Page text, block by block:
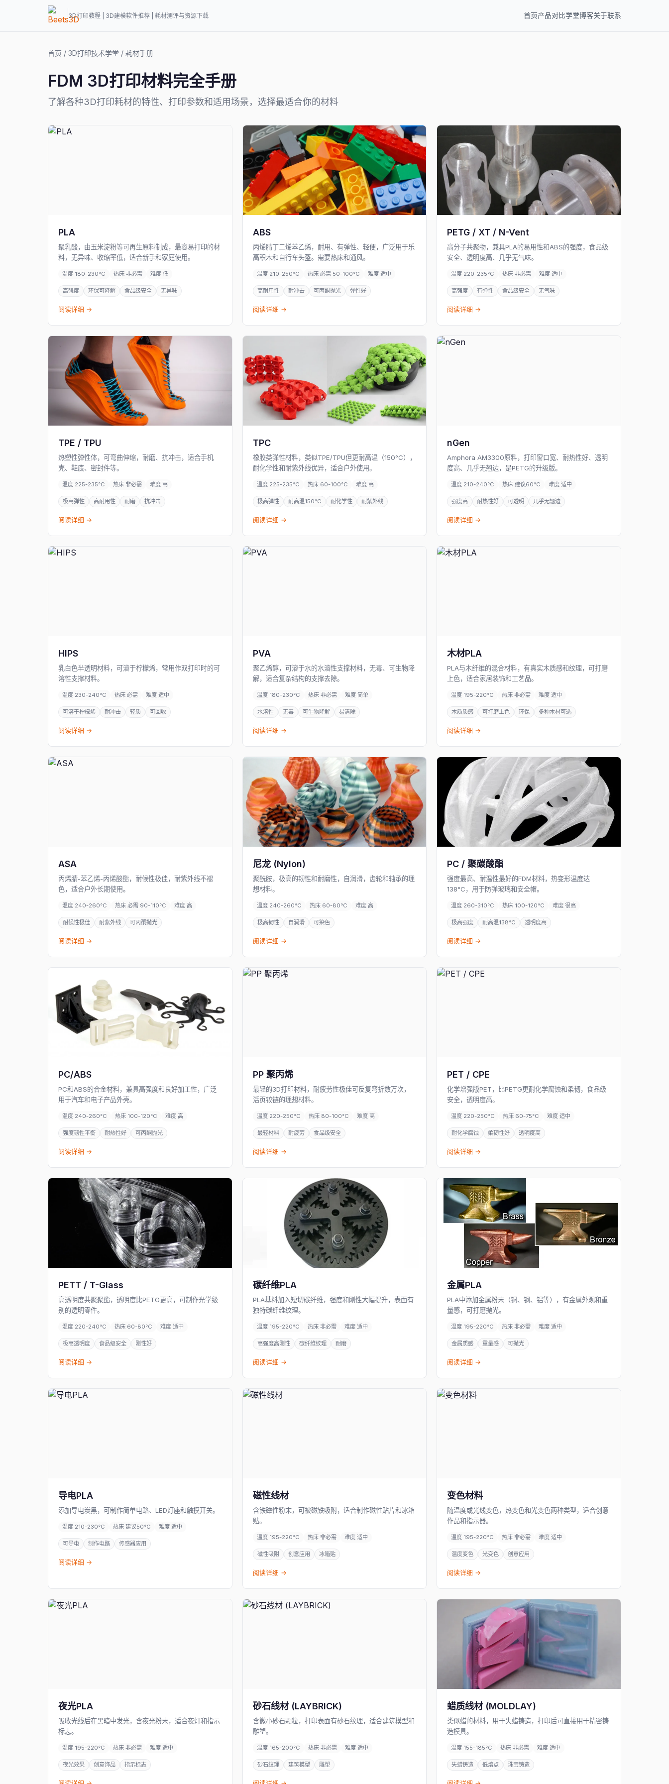
3D打印教程 | 3D建模软件推荐 | 耗材测评与资源下载 首页产品对比学堂博客关于联系
首页 / 3D打印技术学堂 / 耗材手册
FDM 3D打印材料完全手册
了解各种3D打印耗材的特性、打印参数和适用场景，选择最适合你的材料
PLA
聚乳酸，由玉米淀粉等可再生原料制成，最容易打印的材
料，无异味、收缩率低，适合新手和家庭使用。
温度 180-230°C 热床 非必需 难度 低
高强度 环保可降解 食品级安全 无异味
阅读详细 →
ABS
丙烯腈丁二烯苯乙烯，耐用、有弹性、轻便，广泛用于乐
高积木和自行车头盔。需要热床和通风。
温度 210-250°C 热床 必需 50-100°C 难度 适中
高耐用性 耐冲击 可丙酮抛光 弹性好
阅读详细 →
PETG / XT / N-Vent
高分子共聚物，兼具PLA的易用性和ABS的强度，食品级
安全、透明度高、几乎无气味。
温度 220-235°C 热床 非必需 难度 适中
高强度 有弹性 食品级安全 无气味
阅读详细 →
TPE / TPU
热塑性弹性体，可弯曲伸缩，耐磨、抗冲击，适合手机
壳、鞋底、密封件等。
温度 225-235°C 热床 非必需 难度 高
极高弹性 高耐用性 耐磨 抗冲击
阅读详细 →
TPC
橡胶类弹性材料，类似TPE/TPU但更耐高温（150°C），
耐化学性和耐紫外线优异，适合户外使用。
温度 225-235°C 热床 60-100°C 难度 高
极高弹性 耐高温150°C 耐化学性 耐紫外线
阅读详细 →
nGen
Amphora AM3300原料，打印窗口宽、耐热性好、透明
度高、几乎无翘边，是PETG的升级版。
温度 210-240°C 热床 建议60°C 难度 适中
强度高 耐热性好 可透明 几乎无翘边
阅读详细 →
HIPS
乳白色半透明材料，可溶于柠檬烯，常用作双打印时的可
溶性支撑材料。
温度 230-240°C 热床 必需 难度 适中
可溶于柠檬烯 耐冲击 轻质 可回收
阅读详细 →
PVA
聚乙烯醇，可溶于水的水溶性支撑材料，无毒、可生物降
解，适合复杂结构的支撑去除。
温度 180-230°C 热床 非必需 难度 简单
水溶性 无毒 可生物降解 易清除
阅读详细 →
木材PLA
PLA与木纤维的混合材料，有真实木质感和纹理，可打磨
上色，适合家居装饰和工艺品。
温度 195-220°C 热床 非必需 难度 适中
木质质感 可打磨上色 环保 多种木材可选
阅读详细 →
ASA
丙烯腈-苯乙烯-丙烯酸酯，耐候性极佳，耐紫外线不褪
色，适合户外长期使用。
温度 240-260°C 热床 必需 90-110°C 难度 高
耐候性极佳 耐紫外线 可丙酮抛光
阅读详细 →
尼龙 (Nylon)
聚酰胺，极高的韧性和耐磨性，自润滑，齿轮和轴承的理
想材料。
温度 240-260°C 热床 60-80°C 难度 高
极高韧性 自润滑 可染色
阅读详细 →
PC / 聚碳酸酯
强度最高、耐温性最好的FDM材料，热变形温度达
138°C，用于防弹玻璃和安全帽。
温度 260-310°C 热床 100-120°C 难度 很高
极高强度 耐高温138°C 透明度高
阅读详细 →
PC/ABS
PC和ABS的合金材料，兼具高强度和良好加工性，广泛
用于汽车和电子产品外壳。
温度 240-260°C 热床 100-120°C 难度 高
强度韧性平衡 耐热性好 可丙酮抛光
阅读详细 →
PP 聚丙烯
最轻的3D打印材料，耐疲劳性极佳可反复弯折数万次，
活页铰链的理想材料。
温度 220-250°C 热床 80-100°C 难度 高
最轻材料 耐疲劳 食品级安全
阅读详细 →
PET / CPE
化学增强版PET，比PETG更耐化学腐蚀和柔韧，食品级
安全，透明度高。
温度 220-250°C 热床 60-75°C 难度 适中
耐化学腐蚀 柔韧性好 透明度高
阅读详细 →
PETT / T-Glass
高透明度共聚聚酯，透明度比PETG更高，可制作光学级
别的透明零件。
温度 220-240°C 热床 60-80°C 难度 适中
极高透明度 食品级安全 刚性好
阅读详细 →
碳纤维PLA
PLA基料加入短切碳纤维，强度和刚性大幅提升，表面有
独特碳纤维纹理。
温度 195-220°C 热床 非必需 难度 适中
高强度高刚性 碳纤维纹理 耐磨
阅读详细 →
金属PLA
PLA中添加金属粉末（铜、钢、铝等），有金属外观和重
量感，可打磨抛光。
温度 195-220°C 热床 非必需 难度 适中
金属质感 重量感 可抛光
阅读详细 →
导电PLA
添加导电炭黑，可制作简单电路、LED灯座和触摸开关。
温度 210-230°C 热床 建议50°C 难度 适中
可导电 制作电路 传感器应用
阅读详细 →
磁性线材
含铁磁性粉末，可被磁铁吸附，适合制作磁性贴片和冰箱
贴。
温度 195-220°C 热床 非必需 难度 适中
磁性吸附 创意应用 冰箱贴
阅读详细 →
变色材料
随温度或光线变色，热变色和光变色两种类型，适合创意
作品和指示器。
温度 195-220°C 热床 非必需 难度 适中
温度变色 光变色 创意应用
阅读详细 →
夜光PLA
吸收光线后在黑暗中发光，含夜光粉末，适合夜灯和指示
标志。
温度 195-220°C 热床 非必需 难度 适中
夜光效果 创意饰品 指示标志
砂石线材 (LAYBRICK)
含微小砂石颗粒，打印表面有砂石纹理，适合建筑模型和
雕塑。
温度 165-200°C 热床 非必需 难度 适中
砂石纹理 建筑模型 雕塑
蜡质线材 (MOLDLAY)
类似蜡的材料，用于失蜡铸造，打印后可直接用于精密铸
造模具。
温度 155-185°C 热床 非必需 难度 适中
失蜡铸造 低熔点 珠宝铸造